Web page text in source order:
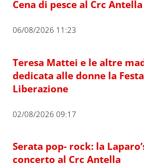
Cena di pesce al Crc Antella
06/08/2026 11:23
Teresa Mattei e le altre
dedicata alle donne la
Liberazione
02/08/2026 09:17
Serata pop- rock: la
concerto al Crc Antella